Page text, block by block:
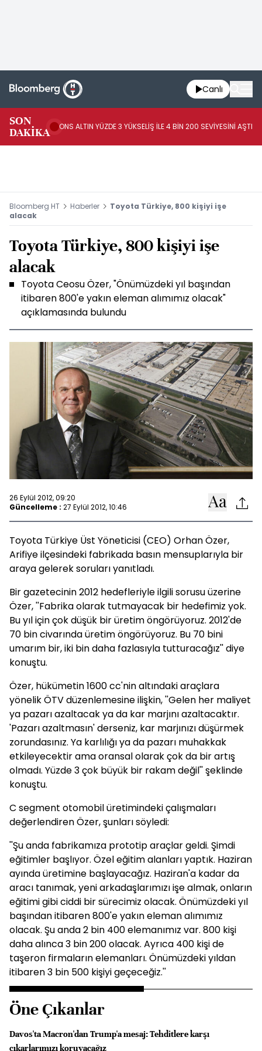
Canlı
SON
DAKİKA
ONS ALTIN YÜZDE 3 YÜKSELİŞ İLE 4 BİN 200 SEVİYESİNİ AŞTI
Bloomberg HT Haberler
Toyota Türkiye, 800 kişiyi işe
alacak
Toyota Türkiye, 800 kişiyi işe
alacak
Toyota Ceosu Özer, "Önümüzdeki yıl başından
itibaren 800'e yakın eleman alımımız olacak"
açıklamasında bulundu
26 Eylül 2012, 09:20
Güncelleme : 27 Eylül 2012, 10:46
Toyota Türkiye Üst Yöneticisi (CEO) Orhan Özer,
Arifiye ilçesindeki fabrikada basın mensuplarıyla bir
araya gelerek soruları yanıtladı.
Bir gazetecinin 2012 hedefleriyle ilgili sorusu üzerine
Özer, ''Fabrika olarak tutmayacak bir hedefimiz yok.
Bu yıl için çok düşük bir üretim öngörüyoruz. 2012'de
70 bin civarında üretim öngörüyoruz. Bu 70 bini
umarım bir, iki bin daha fazlasıyla tutturacağız'' diye
konuştu.
Özer, hükümetin 1600 cc'nin altındaki araçlara
yönelik ÖTV düzenlemesine ilişkin, ''Gelen her maliyet
ya pazarı azaltacak ya da kar marjını azaltacaktır.
'Pazarı azaltmasın' derseniz, kar marjınızı düşürmek
zorundasınız. Ya karlılığı ya da pazarı muhakkak
etkileyecektir ama oransal olarak çok da bir artış
olmadı. Yüzde 3 çok büyük bir rakam değil'' şeklinde
konuştu.
C segment otomobil üretimindeki çalışmaları
değerlendiren Özer, şunları söyledi:
''Şu anda fabrikamıza prototip araçlar geldi. Şimdi
eğitimler başlıyor. Özel eğitim alanları yaptık. Haziran
ayında üretimine başlayacağız. Haziran'a kadar da
aracı tanımak, yeni arkadaşlarımızı işe almak, onların
eğitimi gibi ciddi bir sürecimiz olacak. Önümüzdeki yıl
başından itibaren 800'e yakın eleman alımımız
olacak. Şu anda 2 bin 400 elemanımız var. 800 kişi
daha alınca 3 bin 200 olacak. Ayrıca 400 kişi de
taşeron firmaların elemanları. Önümüzdeki yıldan
itibaren 3 bin 500 kişiyi geçeceğiz.''
Öne Çıkanlar
Davos'ta Macron'dan Trump'a mesaj: Tehditlere karşı
çıkarlarımızı koruyacağız